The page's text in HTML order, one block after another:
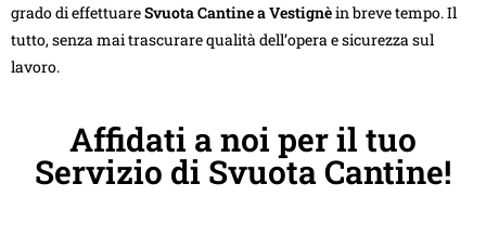
grado di effettuareSvuota Cantine a Vestignèin breve tempo. Il
tutto, senza mai trascurare qualità dell’opera e sicurezza sul
lavoro.
Affidati a noi per il tuo
Servizio di Svuota Cantine!